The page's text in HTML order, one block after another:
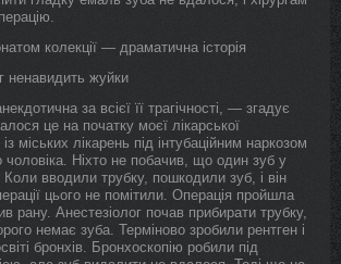
колекції — драматична історія
ненавидить жуйки
за всієї її трагічності, — згадує
це на початку моєї лікарської
міських лікарень під інтубаційним наркозом
чоловіка. Ніхто не побачив, що один зуб у
Коли вводили трубку, пошкодили зуб, і він
цього не помітили. Операція пройшла
рану. Анестезіолог почав прибирати трубку,
немає зуба. Терміново зробили рентген і
бронхів. Бронхоскопію робили під